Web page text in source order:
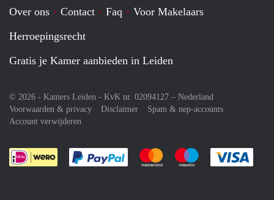
Over ons Contact Faq
Voor Makelaars
Herroepingsrecht
Gratis je Kamer aanbieden in Leiden
© 2026 - Kamers Leiden - KvK nr. 02094127 – Nederland
Voorwaarden & privacy
Disclaimer
Spam & nep-accounts
Account verwijderen
Je rekent gemakkelijk af met Paypal
Je rekent gemakkelijk af met
Je rekent